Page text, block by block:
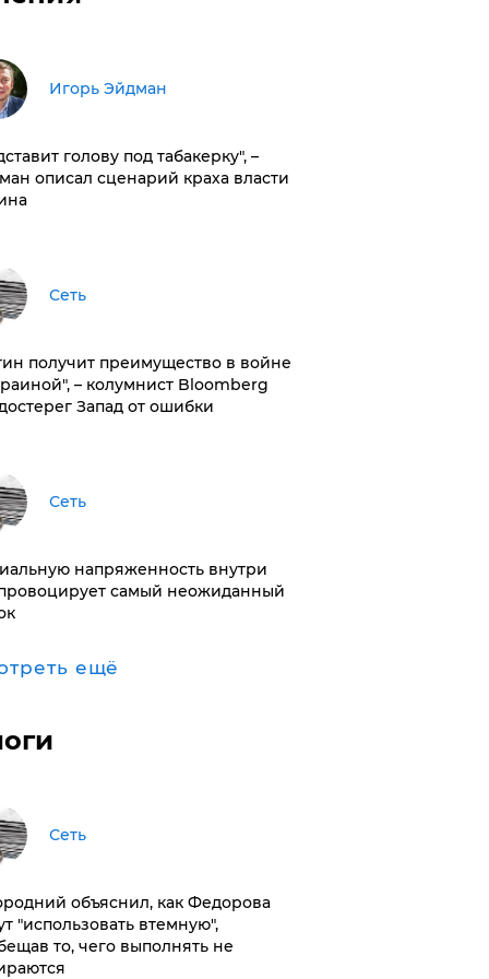
Игорь Эйдман
голову под табакерку", –
описал сценарий краха власти
Сеть
получит преимущество в войне
– колумнист Bloomberg
Запад от ошибки
Сеть
напряженность внутри
самый неожиданный
ещё
Сеть
объяснил, как Федорова
"использовать втемную",
то, чего выполнять не